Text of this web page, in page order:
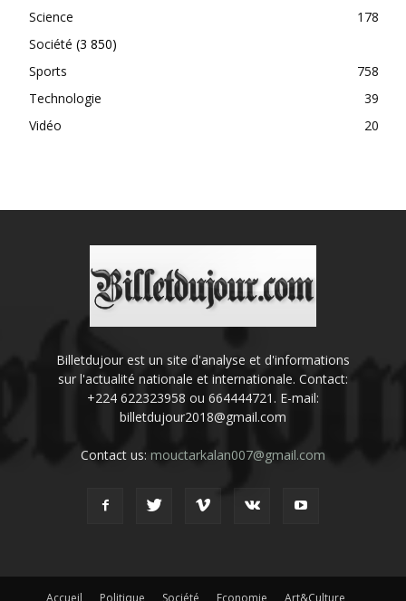
Science
178
Société (3 850)
Sports
758
Technologie
39
Vidéo
20
Billetdujour est un site d'analyse et d'informations
sur l'actualité nationale et internationale. Contact:
+224 622323958 ou 664444721. E-mail:
billetdujour2018@gmail.com
Contact us: mouctarkalan007@gmail.com
Accueil Politique Société Economie Art&Culture